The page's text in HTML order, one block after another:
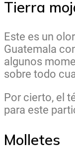
Tierra
Este es un
Guatemala
algunos
sobre todo
Por cierto, el
para este
Molletes